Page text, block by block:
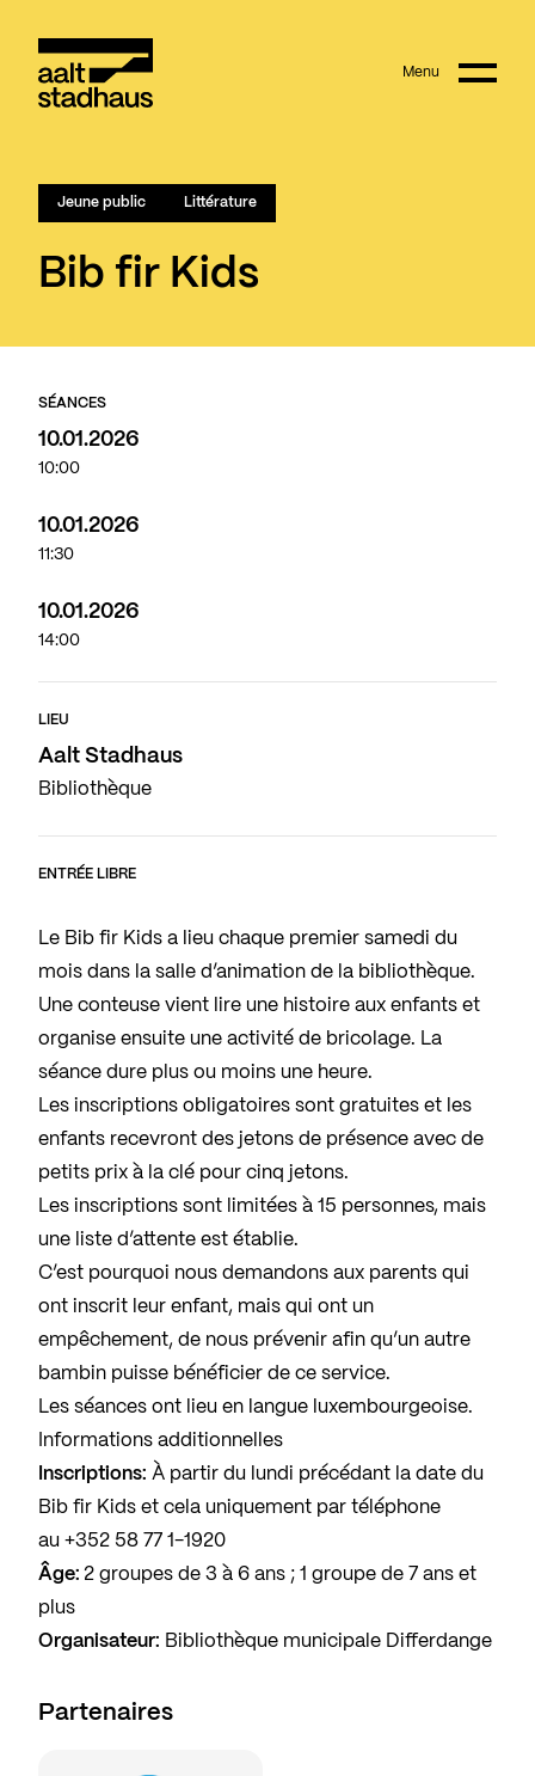
Main content Menu
Jeune public Littérature
Bib fir Kids
SÉANCES
10.01.2026
10:00
10.01.2026
11:30
10.01.2026
14:00
LIEU
Aalt Stadhaus
Bibliothèque
ENTRÉE LIBRE
Le Bib fir Kids a lieu chaque premier samedi du
mois dans la salle d’animation de la bibliothèque.
Une conteuse vient lire une histoire aux enfants et
organise ensuite une activité de bricolage. La
séance dure plus ou moins une heure.
Les inscriptions obligatoires sont gratuites et les
enfants recevront des jetons de présence avec de
petits prix à la clé pour cinq jetons.
Les inscriptions sont limitées à 15 personnes, mais
une liste d’attente est établie.
C’est pourquoi nous demandons aux parents qui
ont inscrit leur enfant, mais qui ont un
empêchement, de nous prévenir afin qu’un autre
bambin puisse bénéficier de ce service.
Les séances ont lieu en langue luxembourgeoise.
Informations additionnelles
Inscriptions: À partir du lundi précédant la date du
Bib fir Kids et cela uniquement par téléphone
au +352 58 77 1-1920
Âge: 2 groupes de 3 à 6 ans ; 1 groupe de 7 ans et
plus
Organisateur: Bibliothèque municipale Differdange
Partenaires